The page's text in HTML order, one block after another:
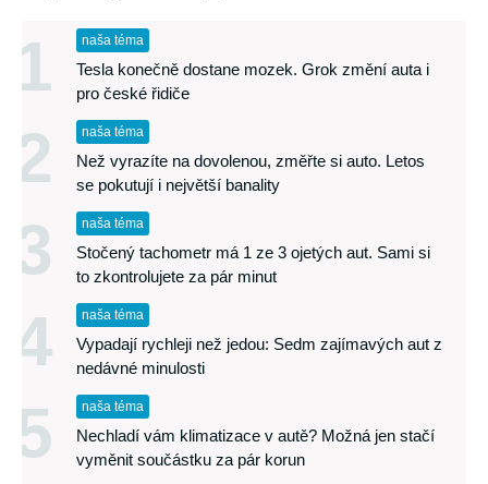
1 naša téma
Tesla konečně dostane mozek. Grok změní auta i
pro české řidiče
2 naša téma
Než vyrazíte na dovolenou, změřte si auto. Letos
se pokutují i největší banality
3 naša téma
Stočený tachometr má 1 ze 3 ojetých aut. Sami si
to zkontrolujete za pár minut
4 naša téma
Vypadají rychleji než jedou: Sedm zajímavých aut z
nedávné minulosti
5 naša téma
Nechladí vám klimatizace v autě? Možná jen stačí
vyměnit součástku za pár korun